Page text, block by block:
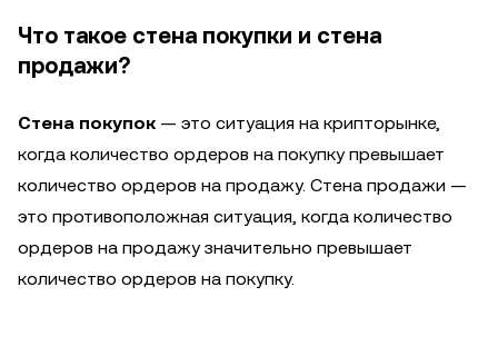
Что такое стена покупки и стена
продажи?
Стена покупок — это ситуация на крипторынке,
когда количество ордеров на покупку превышает
количество ордеров на продажу. Стена продажи —
это противоположная ситуация, когда количество
ордеров на продажу значительно превышает
количество ордеров на покупку.